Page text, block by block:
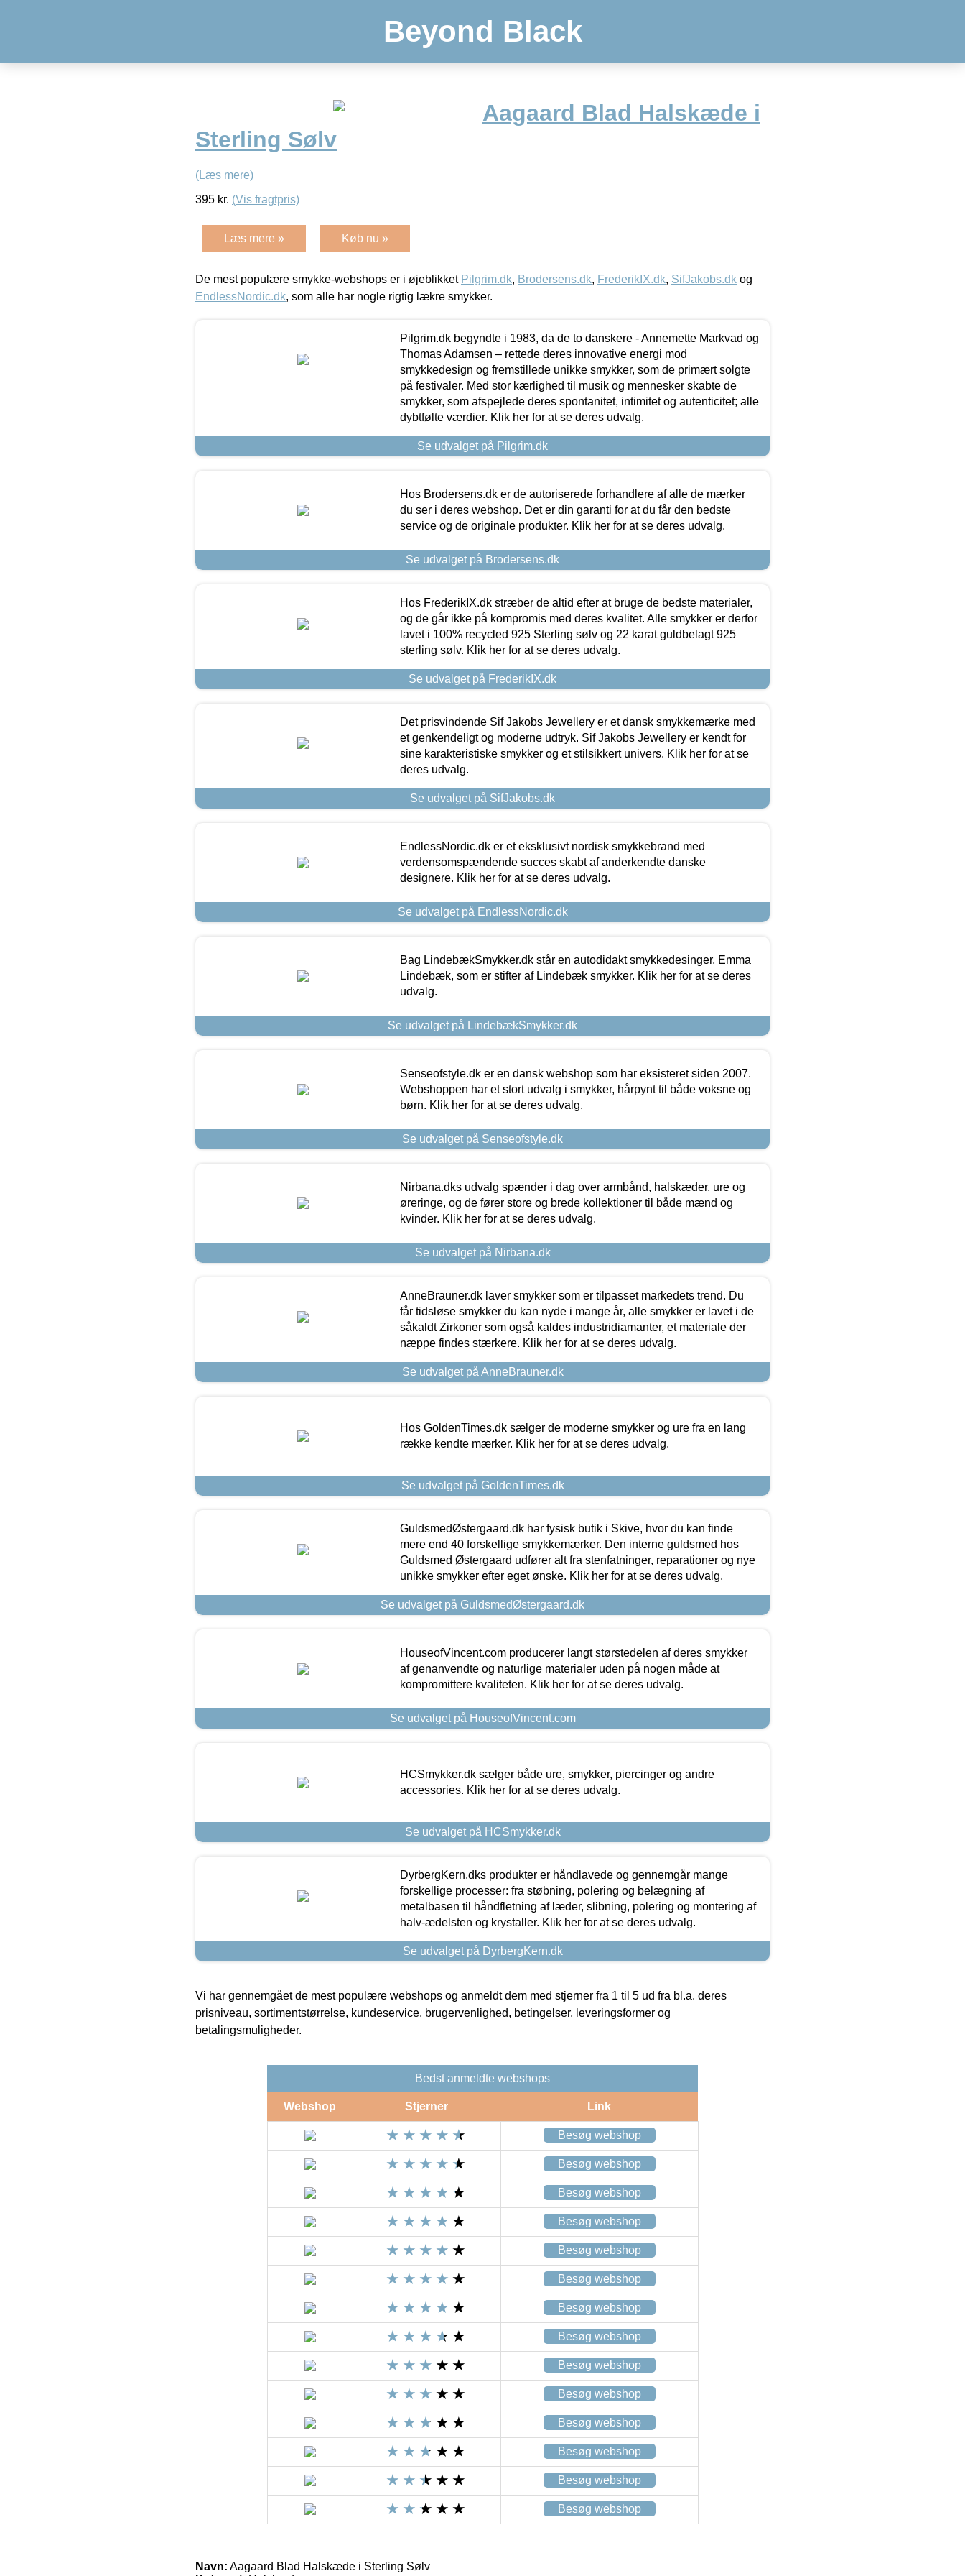
Beyond Black
Aagaard Blad Halskæde i
Sterling Sølv
(Læs mere)
395 kr. (Vis fragtpris)
Læs mere » Køb nu »
De mest populære smykke-webshops er i øjeblikket Pilgrim.dk, Brodersens.dk, FrederikIX.dk, SifJakobs.dk og
EndlessNordic.dk, som alle har nogle rigtig lækre smykker.
Pilgrim.dk begyndte i 1983, da de to danskere - Annemette Markvad og
Thomas Adamsen – rettede deres innovative energi mod
smykkedesign og fremstillede unikke smykker, som de primært solgte
på festivaler. Med stor kærlighed til musik og mennesker skabte de
smykker, som afspejlede deres spontanitet, intimitet og autenticitet; alle
dybtfølte værdier. Klik her for at se deres udvalg.
Se udvalget på Pilgrim.dk
Hos Brodersens.dk er de autoriserede forhandlere af alle de mærker
du ser i deres webshop. Det er din garanti for at du får den bedste
service og de originale produkter. Klik her for at se deres udvalg.
Se udvalget på Brodersens.dk
Hos FrederikIX.dk stræber de altid efter at bruge de bedste materialer,
og de går ikke på kompromis med deres kvalitet. Alle smykker er derfor
lavet i 100% recycled 925 Sterling sølv og 22 karat guldbelagt 925
sterling sølv. Klik her for at se deres udvalg.
Se udvalget på FrederikIX.dk
Det prisvindende Sif Jakobs Jewellery er et dansk smykkemærke med
et genkendeligt og moderne udtryk. Sif Jakobs Jewellery er kendt for
sine karakteristiske smykker og et stilsikkert univers. Klik her for at se
deres udvalg.
Se udvalget på SifJakobs.dk
EndlessNordic.dk er et eksklusivt nordisk smykkebrand med
verdensomspændende succes skabt af anderkendte danske
designere. Klik her for at se deres udvalg.
Se udvalget på EndlessNordic.dk
Bag LindebækSmykker.dk står en autodidakt smykkedesinger, Emma
Lindebæk, som er stifter af Lindebæk smykker. Klik her for at se deres
udvalg.
Se udvalget på LindebækSmykker.dk
Senseofstyle.dk er en dansk webshop som har eksisteret siden 2007.
Webshoppen har et stort udvalg i smykker, hårpynt til både voksne og
børn. Klik her for at se deres udvalg.
Se udvalget på Senseofstyle.dk
Nirbana.dks udvalg spænder i dag over armbånd, halskæder, ure og
øreringe, og de fører store og brede kollektioner til både mænd og
kvinder. Klik her for at se deres udvalg.
Se udvalget på Nirbana.dk
AnneBrauner.dk laver smykker som er tilpasset markedets trend. Du
får tidsløse smykker du kan nyde i mange år, alle smykker er lavet i de
såkaldt Zirkoner som også kaldes industridiamanter, et materiale der
næppe findes stærkere. Klik her for at se deres udvalg.
Se udvalget på AnneBrauner.dk
Hos GoldenTimes.dk sælger de moderne smykker og ure fra en lang
række kendte mærker. Klik her for at se deres udvalg.
Se udvalget på GoldenTimes.dk
GuldsmedØstergaard.dk har fysisk butik i Skive, hvor du kan finde
mere end 40 forskellige smykkemærker. Den interne guldsmed hos
Guldsmed Østergaard udfører alt fra stenfatninger, reparationer og nye
unikke smykker efter eget ønske. Klik her for at se deres udvalg.
Se udvalget på GuldsmedØstergaard.dk
HouseofVincent.com producerer langt størstedelen af deres smykker
af genanvendte og naturlige materialer uden på nogen måde at
kompromittere kvaliteten. Klik her for at se deres udvalg.
Se udvalget på HouseofVincent.com
HCSmykker.dk sælger både ure, smykker, piercinger og andre
accessories. Klik her for at se deres udvalg.
Se udvalget på HCSmykker.dk
DyrbergKern.dks produkter er håndlavede og gennemgår mange
forskellige processer: fra støbning, polering og belægning af
metalbasen til håndfletning af læder, slibning, polering og montering af
halv-ædelsten og krystaller. Klik her for at se deres udvalg.
Se udvalget på DyrbergKern.dk
Vi har gennemgået de mest populære webshops og anmeldt dem med stjerner fra 1 til 5 ud fra bl.a. deres
prisniveau, sortimentstørrelse, kundeservice, brugervenlighed, betingelser, leveringsformer og
betalingsmuligheder.
Bedst anmeldte webshops
Webshop Stjerner Link
Besøg webshop
Besøg webshop
Besøg webshop
Besøg webshop
Besøg webshop
Besøg webshop
Besøg webshop
Besøg webshop
Besøg webshop
Besøg webshop
Besøg webshop
Besøg webshop
Besøg webshop
Besøg webshop
Navn: Aagaard Blad Halskæde i Sterling Sølv